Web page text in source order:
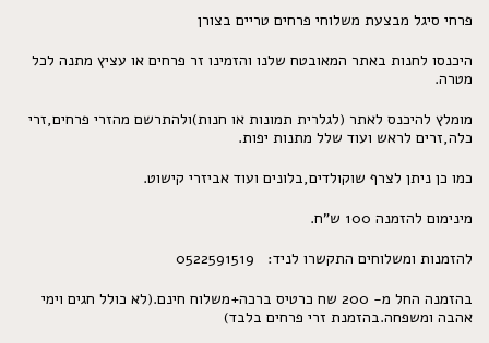
פרחי סיגל מבצעת משלוחי פרחים טריים בצורן
היכנסו לחנות באתר המאובטח שלנו והזמינו זר פרחים או עציץ מתנה לכל
מטרה.
מומלץ להיכנס לאתר (לגלרית תמונות או חנות)ולהתרשם מהזרי פרחים,זרי
כלה,זרים לראש ועוד שלל מתנות יפות.
כמו כן ניתן לצרף שוקולדים,בלונים ועוד אביזרי קישוט.
מינימום להזמנה 100 ש"ח.
להזמנות ומשלוחים התקשרו לניד: 0522591519
בהזמנה החל מ- 200 שח כרטיס ברכה+משלוח חינם.(לא כולל חגים וימי
אהבה ומשפחה.בהזמנת זרי פרחים בלבד)